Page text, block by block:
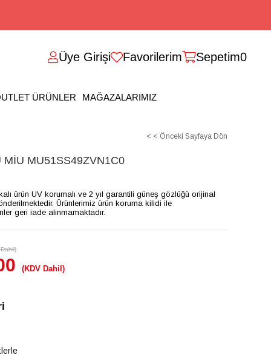
Üye Girişi Favorilerim Sepetim0
ÜRÜNLER MAĞAZALARIMIZ
< < Önceki Sayfaya Dön
MU51SS49ZVN1C0
ürün UV korumalı ve 2 yıl garantili güneş gözlüğü orijinal
Ürünlerimiz ürün koruma kilidi ile
geri iade alınmamaktadır.
(KDV Dahil)